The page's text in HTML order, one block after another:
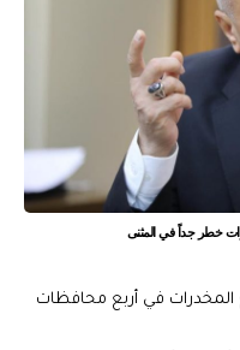
خطر جداً في المثنى
المخدرات في أربع محافظات